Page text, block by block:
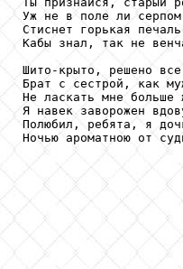
Уж не в поле ли серпом
Стиснет горькая
Кабы знал, так не
Шито-крыто, решено
Брат с сестрой, как
Не ласкать мне
Я навек заворожен
Полюбил, ребята, я
Ночью ароматною от